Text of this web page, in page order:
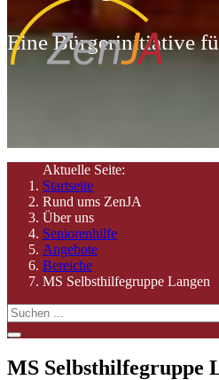
Eine Bürgerinitiative
Aktuelle Seite:
Startseite
Rund ums ZenJA
Über uns
Seniorenhilfe
Angebote
Bereiche
MS Selbsthilfegruppe Langen
MS Selbsthilfegruppe